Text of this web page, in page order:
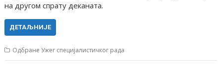
на другом спрату деканата.
ДЕТАЉНИЈЕ
Одбране Ужег специјалистичког рада